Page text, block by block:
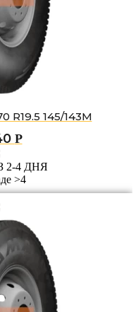
R19.5 145/143M
Р
2-4 ДНЯ
>4